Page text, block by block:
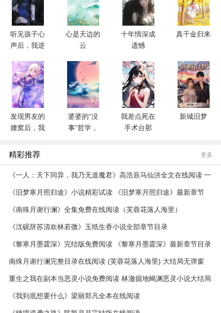
听见孩子心
声后，我逆
心是天边的
云
十年情深成
遗憾
真千金归来
发现男友的
腰窝后，我
婆婆的“没
事”哲学，
我差点死在
手术台那
新城旧梦
精彩推荐 更多
《一人：天下同异，我乃无道魔君》高浩辰马仙洪全文在线阅读 一
《旧梦寒月照归途》小说精彩试读 《旧梦寒月照归途》最新章节
《南殊月谢行澜》全集免费在线阅读（芙蓉花落人海里）
《沈砚辞苏清欢林若微》玉纸生香小说全部章节目录
《黎寒月墨霆深》完结版免费阅读 《黎寒月墨霆深》最新章节目录
南殊月谢行澜完整目录在线阅读 (芙蓉花落人海里) 大结局无弹窗
重生之我在副本当恶灵小说免费阅读 林澈掘地蝎渊恶灵小说大结局
《我到底想要什么》梁丽郑凡全本在线阅读